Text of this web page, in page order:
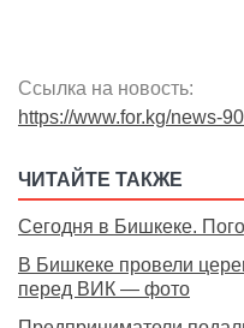
Ссылка на новость:
https://www.for.kg/news-
ЧИТАЙТЕ ТАКЖЕ
Сегодня в Бишкеке.
В Бишкеке провели
перед ВИК — фото